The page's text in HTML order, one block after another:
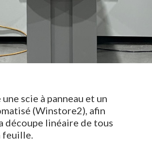
scie à panneau et un
(Winstore2), afin
découpe linéaire de tous
feuille.